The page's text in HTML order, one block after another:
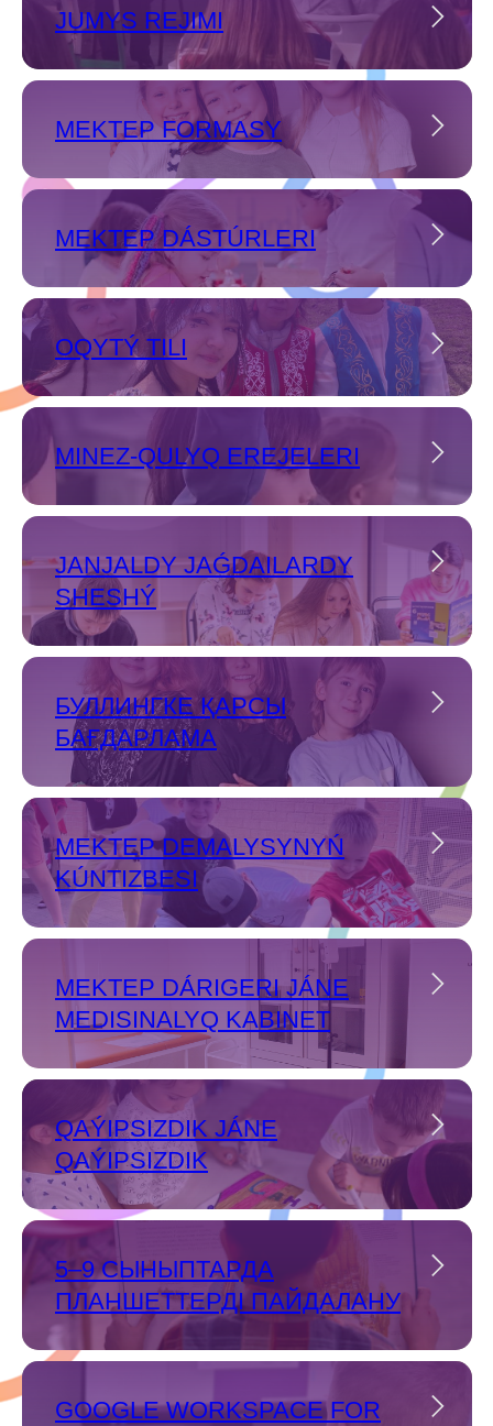
JUMYS REJIMI
MEKTEP FORMASY
MEKTEP DÁSTÚRLERI
OQYTÝ TILI
MINEZ-QULYQ EREJELERI
JANJALDY JAǴDAILARDY
SHESHÝ
БУЛЛИНГКЕ ҚАРСЫ
БАҒДАРЛАМА
MEKTEP DEMALYSYNYŃ
KÚNTIZBESI
MEKTEP DÁRIGERI JÁNE
MEDISINALYQ KABINET
QAÝIPSIZDIK JÁNE
QAÝIPSIZDIK
5–9 СЫНЫПТАРДА
ПЛАНШЕТТЕРДІ ПАЙДАЛАНУ
GOOGLE WORKSPACE FOR